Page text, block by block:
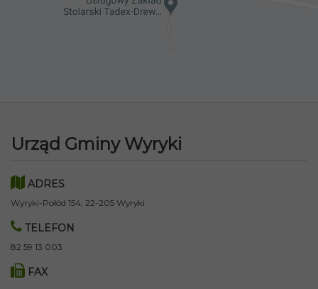
Urząd Gminy Wyryki
ADRES
Wyryki-Połód 154, 22-205 Wyryki
TELEFON
82 59 13 003
FAX